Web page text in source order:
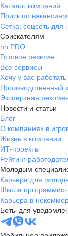
Каталог компаний
Поиск по
Сетка: соцсеть для
Соискателям
hh PRO
Готовое резюме
Все сервисы
Хочу у вас работать
Производственный
Экспертная
Новости и статьи
Блог
О компаниях в
Жизнь в компании
ИТ-проекты
Рейтинг
Молодым
Карьера для
Школа
Карьера в
Боты для